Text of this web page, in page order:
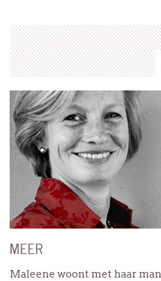
MEER
Maleene woont met haar